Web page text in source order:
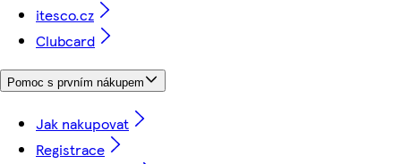
itesco.cz
Clubcard
Pomoc s prvním nákupem
Jak nakupovat
Registrace